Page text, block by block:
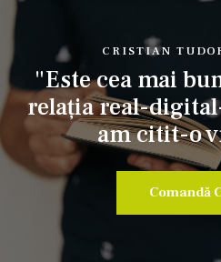
CRISTIAN
"Este cea mai
relația real-
am citit-o
Comandă